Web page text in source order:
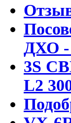
ДХО -
3S
L2